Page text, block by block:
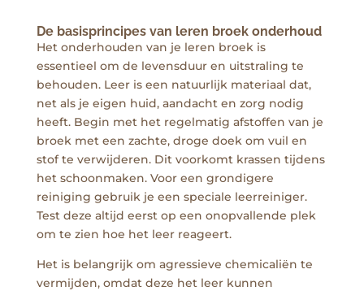
De basisprincipes van leren broek onderhoud
Het onderhouden van je leren broek is
essentieel om de levensduur en uitstraling te
behouden. Leer is een natuurlijk materiaal dat,
net als je eigen huid, aandacht en zorg nodig
heeft. Begin met het regelmatig afstoffen van je
broek met een zachte, droge doek om vuil en
stof te verwijderen. Dit voorkomt krassen tijdens
het schoonmaken. Voor een grondigere
reiniging gebruik je een speciale leerreiniger.
Test deze altijd eerst op een onopvallende plek
om te zien hoe het leer reageert.
Het is belangrijk om agressieve chemicaliën te
vermijden, omdat deze het leer kunnen